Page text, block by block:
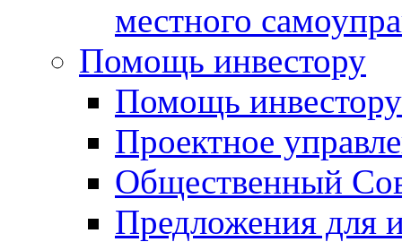
местного
Помощь инвестору
Помощь инвестору
Проектное
Общественный
Предложения для